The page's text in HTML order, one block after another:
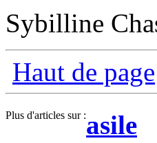
Sybilline
Haut de page
Plus d'articles sur :asile